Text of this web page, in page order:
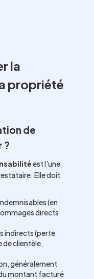
la
propriété
de
?
est l'une
Elle doit
(en
directs
indirects (perte
clientèle,
généralement
montant facturé